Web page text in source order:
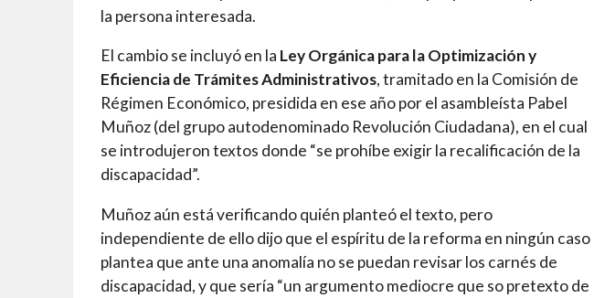
la persona interesada.
El cambio se incluyó en la Ley Orgánica para la Optimización y
Eficiencia de Trámites Administrativos, tramitado en la Comisión de
Régimen Económico, presidida en ese año por el asambleísta Pabel
Muñoz (del grupo autodenominado Revolución Ciudadana), en el cual
se introdujeron textos donde “se prohíbe exigir la recalificación de la
discapacidad”.
Muñoz aún está verificando quién planteó el texto, pero
independiente de ello dijo que el espíritu de la reforma en ningún caso
plantea que ante una anomalía no se puedan revisar los carnés de
discapacidad, y que sería “un argumento mediocre que so pretexto de